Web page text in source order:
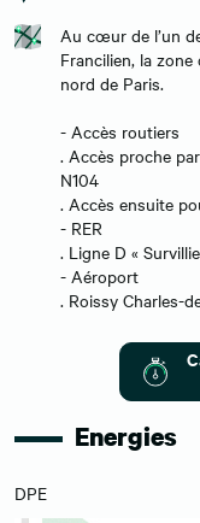
Au cœur de l’un
Francilien, la
nord de Paris.
- Accès routiers
. Accès proche
N104
. Accès ensuite
- RER
. Ligne D «
- Aéroport
. Roissy Charles-
Energies
DPE